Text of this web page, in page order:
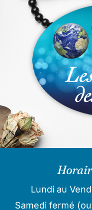
Lundi au
Samedi fermé